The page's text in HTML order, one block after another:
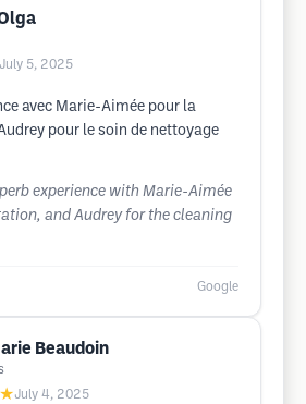
July 5, 2025
avec Marie-Aimée pour la
pour le soin de nettoyage
experience with Marie-Aimée
and Audrey for the cleaning
Google
Beaudoin
July 4, 2025